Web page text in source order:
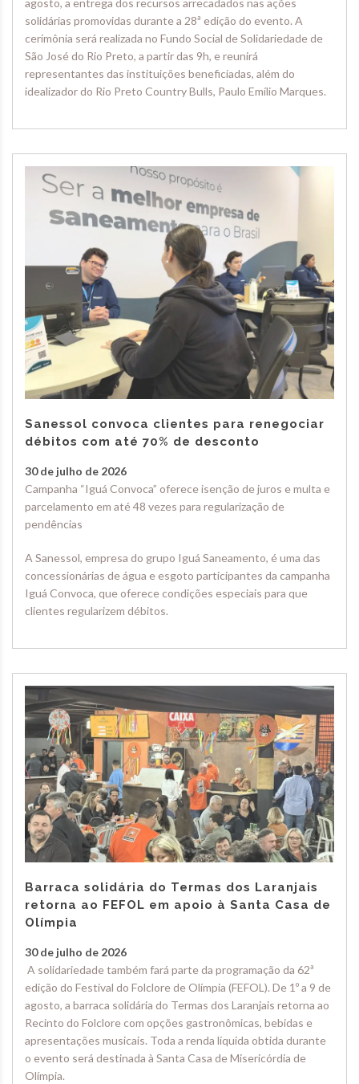
agosto, a entrega dos recursos arrecadados nas ações
solidárias promovidas durante a 28ª edição do evento. A
cerimônia será realizada no Fundo Social de Solidariedade de
São José do Rio Preto, a partir das 9h, e reunirá
representantes das instituições beneficiadas, além do
idealizador do Rio Preto Country Bulls, Paulo Emílio Marques.
Sanessol convoca clientes para renegociar
débitos com até 70% de desconto
30 de julho de 2026
Campanha “Iguá Convoca” oferece isenção de juros e multa e
parcelamento em até 48 vezes para regularização de
pendências
A Sanessol, empresa do grupo Iguá Saneamento, é uma das
concessionárias de água e esgoto participantes da campanha
Iguá Convoca, que oferece condições especiais para que
clientes regularizem débitos.
Barraca solidária do Termas dos Laranjais
retorna ao FEFOL em apoio à Santa Casa de
Olímpia
30 de julho de 2026
A solidariedade também fará parte da programação da 62ª
edição do Festival do Folclore de Olímpia (FEFOL). De 1º a 9 de
agosto, a barraca solidária do Termas dos Laranjais retorna ao
Recinto do Folclore com opções gastronômicas, bebidas e
apresentações musicais. Toda a renda líquida obtida durante
o evento será destinada à Santa Casa de Misericórdia de
Olímpia.